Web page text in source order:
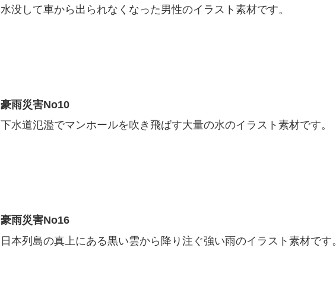
水没して車から出られなくなった男性のイラスト素材です。
豪雨災害No10
下水道氾濫でマンホールを吹き飛ばす大量の水のイラスト素材です。
豪雨災害No16
日本列島の真上にある黒い雲から降り注ぐ強い雨のイラスト素材です。